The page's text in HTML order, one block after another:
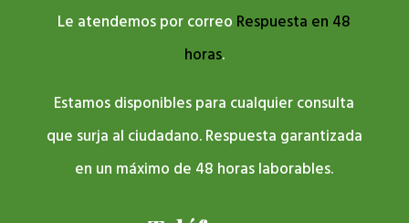
Le atendemos por correo Respuesta en 48
horas.
Estamos disponibles para cualquier consulta
que surja al ciudadano. Respuesta garantizada
en un máximo de 48 horas laborables.